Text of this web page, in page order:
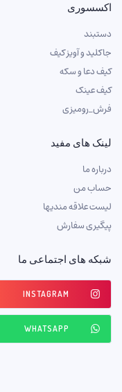
اکسسوری
دستبند
جاکلید و آویز کیف
کیف دعا و سکه
کیف عینک
فرش_رومیزی
لینک های مفید
درباره ما
حساب من
لیست علاقه مندیها
پیگیری سفارش
شبکه های اجتماعی ما
INSTAGRAM
WHATSAPP